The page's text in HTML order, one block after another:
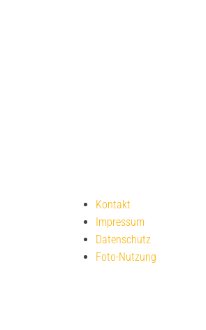
Kontakt
Impressum
Datenschutz
Foto-Nutzung